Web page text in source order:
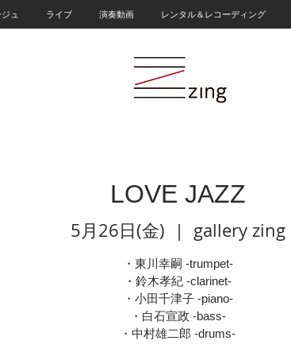
ュ ライブ 演奏動画 レンタル＆レコーディング
LOVE JAZZ
5月26日(金)
  |
gallery zing
・東川幸嗣 -trumpet-
・鈴木孝紀 -clarinet-
・小田千津子 -piano-
・白石宣政 -bass-
・中村雄二郎 -drums-